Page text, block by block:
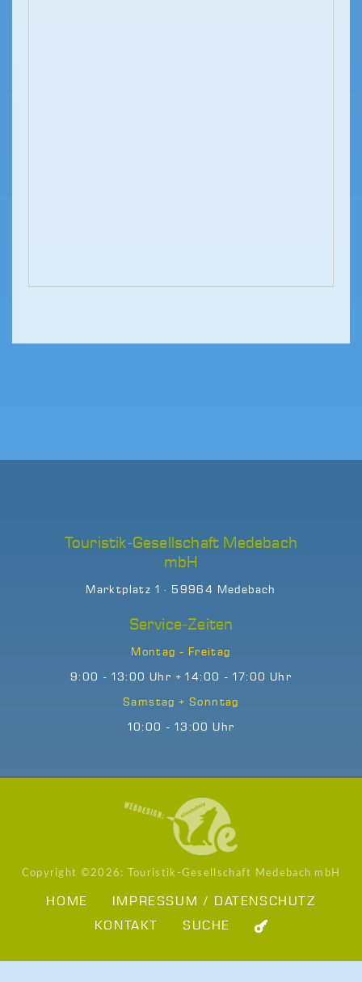
Touristik-Gesellschaft Medebach
mbH
Marktplatz 1 · 59964 Medebach
Service-Zeiten
Montag - Freitag
9:00 - 13:00 Uhr + 14:00 - 17:00 Uhr
Samstag + Sonntag
10:00 - 13:00 Uhr
Copyright ©2026: Touristik-Gesellschaft Medebach mbH
HOME
IMPRESSUM / DATENSCHUTZ
KONTAKT
SUCHE